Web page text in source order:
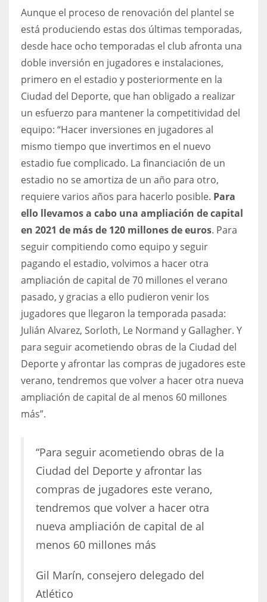
Aunque el proceso de renovación del plantel se
está produciendo estas dos últimas temporadas,
desde hace ocho temporadas el club afronta una
doble inversión en jugadores e instalaciones,
primero en el estadio y posteriormente en la
Ciudad del Deporte, que han obligado a realizar
un esfuerzo para mantener la competitividad del
equipo: “Hacer inversiones en jugadores al
mismo tiempo que invertimos en el nuevo
estadio fue complicado. La financiación de un
estadio no se amortiza de un año para otro,
requiere varios años para hacerlo posible. Para
ello llevamos a cabo una ampliación de capital
en 2021 de más de 120 millones de euros. Para
seguir compitiendo como equipo y seguir
pagando el estadio, volvimos a hacer otra
ampliación de capital de 70 millones el verano
pasado, y gracias a ello pudieron venir los
jugadores que llegaron la temporada pasada:
Julián Alvarez, Sorloth, Le Normand y Gallagher. Y
para seguir acometiendo obras de la Ciudad del
Deporte y afrontar las compras de jugadores este
verano, tendremos que volver a hacer otra nueva
ampliación de capital de al menos 60 millones
más”.
“Para seguir acometiendo obras de la
Ciudad del Deporte y afrontar las
compras de jugadores este verano,
tendremos que volver a hacer otra
nueva ampliación de capital de al
menos 60 millones más
Gil Marín, consejero delegado del
Atlético